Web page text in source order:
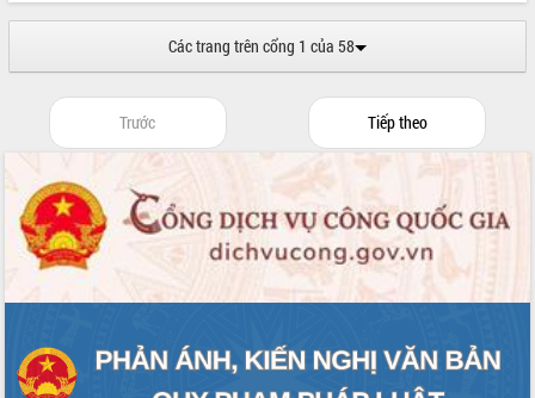
sầu riêng tại Đắk Lắk
Trình diễn nghệ thuật chế biến các
tiến đầu tư tỉnh
Ngành cá ngừ Đắk Lắk chủ động thích
Diễn đàn Kinh tế tư nhân Việt Nam đột
phá cơ chế - Hợp tác công tư
Đề án 06 tạo bước ngoặt đột phá trong
cải cách hành chính tỉnh Đắk Lắk
Kết nối tour, đẩy mạnh chuyển đổi số
Khởi động Dự án Đầu tư xây dựng hạ
tầng kỹ thuật Cụm công nghiệp Tân
Các trang trên cổng 1 của 58
Trước Tiếp theo